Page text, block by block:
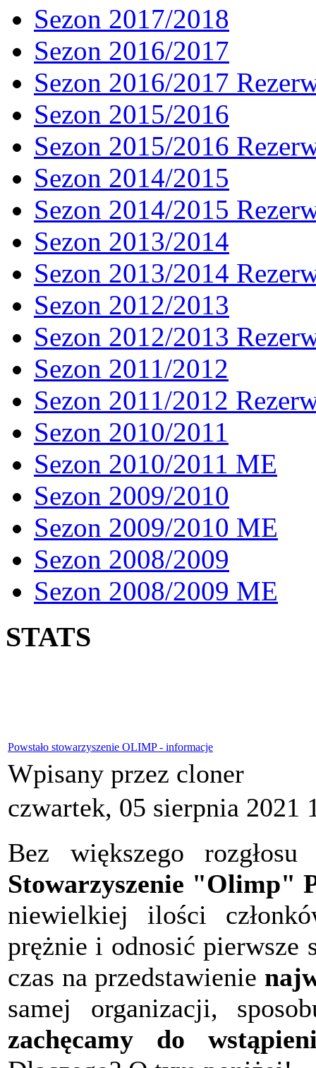
Sezon 2017/2018
Sezon 2016/2017
Sezon 2016/2017
Sezon 2015/2016
Sezon 2015/2016
Sezon 2014/2015
Sezon 2014/2015
Sezon 2013/2014
Sezon 2013/2014
Sezon 2012/2013
Sezon 2012/2013
Sezon 2011/2012
Sezon 2011/2012
Sezon 2010/2011
Sezon 2010/2011 ME
Sezon 2009/2010
Sezon 2009/2010 ME
Sezon 2008/2009
Sezon 2008/2009 ME
STATS
Powstało stowarzyszenie OLIMP - informacje
Wpisany przez cloner
czwartek, 05 sierpnia 2021
Bez większego
Stowarzyszenie "Olimp"
niewielkiej ilości
prężnie i odnosić pierwsze
czas na przedstawienie
samej organizacji,
zachęcamy do